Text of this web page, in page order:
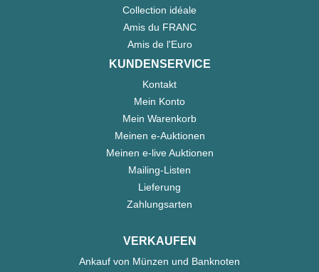
Collection idéale
Amis du FRANC
Amis de l'Euro
KUNDENSERVICE
Kontakt
Mein Konto
Mein Warenkorb
Meinen e-Auktionen
Meinen e-live Auktionen
Mailing-Listen
Lieferung
Zahlungsarten
VERKAUFEN
Ankauf von Münzen und Banknoten